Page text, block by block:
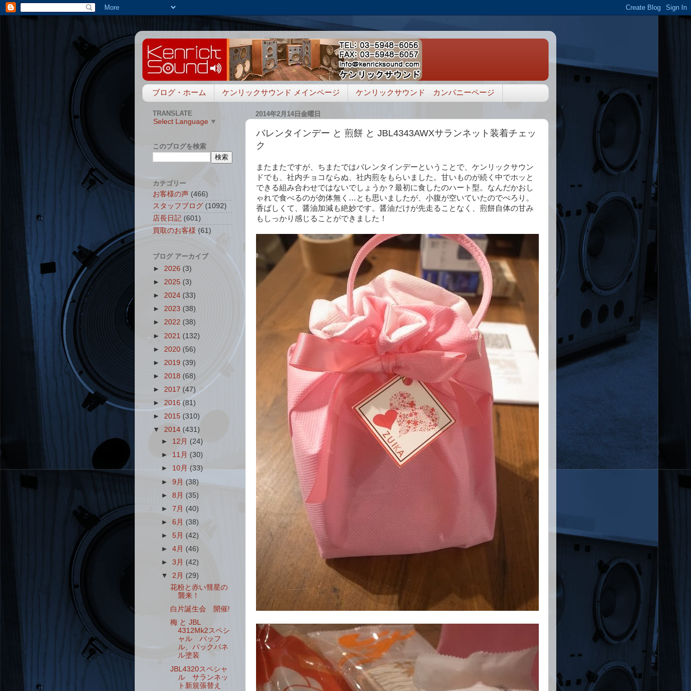
ブログ・ホーム ケンリックサウンド メインページ ケンリックサウンド カンパニーページ
2014年2月14日金曜日
バレンタインデー と 煎餅 と JBL4343AWXサランネット装着チェッ
ク
またまたですが、ちまたではバレンタインデーということで、ケンリックサウン
ドでも、社内チョコならぬ、社内煎をもらいました。甘いものが続く中でホッと
できる組み合わせではないでしょうか？最初に食したのハート型。なんだかおし
ゃれで食べるのが勿体無く…とも思いましたが、小腹が空いていたのでぺろり。
香ばしくて、醤油加減も絶妙です。醤油だけが先走ることなく、煎餅自体の甘み
もしっかり感じることができました！
TRANSLATE
Select Language ▼
このブログを検索
カテゴリー
お客様の声 (466)
スタッフブログ (1092)
店長日記 (601)
買取のお客様 (61)
ブログ アーカイブ
► 2026 (3)
► 2025 (3)
► 2024 (33)
► 2023 (38)
► 2022 (38)
► 2021 (132)
► 2020 (56)
► 2019 (39)
► 2018 (68)
► 2017 (47)
► 2016 (81)
► 2015 (310)
▼ 2014 (431)
► 12月 (24)
► 11月 (30)
► 10月(33)
►9月(38)
►8月 (35)
►7月 (40)
►6月 (38)
►5月 (42)
►4月 (46)
►3月 (42)
▼2月 (29)
花粉と赤い彗星の
襲来！
白片誕生会 開催!
梅 と JBL
4312Mk2スペシ
ャル バッフ
ル、バックパネ
ル塗装
JBL4320スペシャ
ル サランネッ
ト新規張替え